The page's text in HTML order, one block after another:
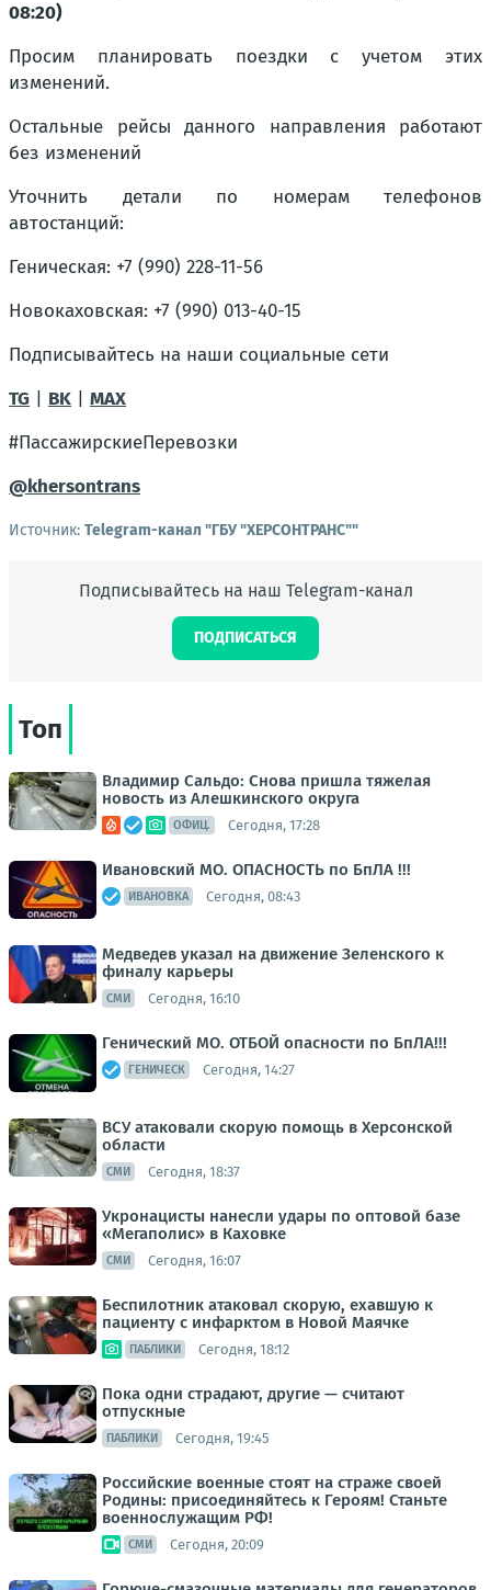
08:20)
Просим планировать поездки с учетом этих
изменений.
Остальные рейсы данного направления работают
без изменений
Уточнить детали по номерам телефонов
автостанций:
Геническая: +7 (990) 228-11-56
Новокаховская: +7 (990) 013-40-15
Подписывайтесь на наши социальные сети
TG
ВK
MAX
#ПассажирскиеПеревозки
@khersontrans
Источник: Telegram-канал "ГБУ "ХЕРСОНТРАНС""
Подписывайтесь на наш Telegram-канал
ПОДПИСАТЬСЯ
Топ
Владимир Сальдо: Снова пришла тяжелая
новость из Алешкинского округа
ОФИЦ. Сегодня, 17:28
Ивановский МО. ОПАСНОСТЬ по БпЛА !!!
ИВАНОВКА Сегодня, 08:43
Медведев указал на движение Зеленского к
финалу карьеры
СМИ Сегодня, 16:10
Генический МО. ОТБОЙ опасности по БпЛА!!!
ГЕНИЧЕСК Сегодня, 14:27
ВСУ атаковали скорую помощь в Херсонской
области
СМИ Сегодня, 18:37
Укронацисты нанесли удары по оптовой базе
«Мегаполис» в Каховке
СМИ Сегодня, 16:07
Беспилотник атаковал скорую, ехавшую к
пациенту с инфарктом в Новой Маячке
ПАБЛИКИ Сегодня, 18:12
Пока одни страдают, другие — считают
отпускные
ПАБЛИКИ Сегодня, 19:45
Российские военные стоят на страже своей
Родины: присоединяйтесь к Героям! Станьте
военнослужащим РФ!
СМИ Сегодня, 20:09